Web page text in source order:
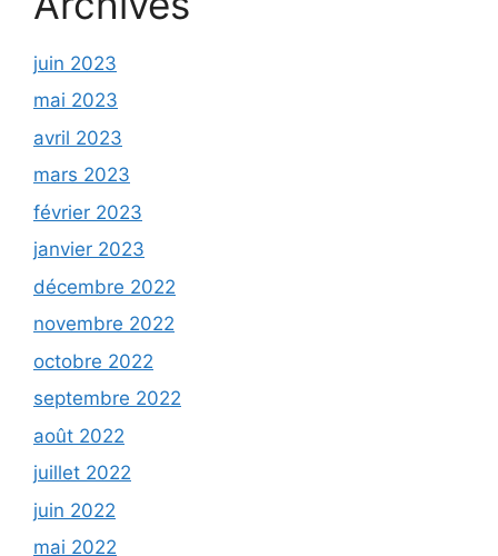
juin 2023
mai 2023
avril 2023
mars 2023
février 2023
janvier 2023
décembre 2022
novembre 2022
octobre 2022
septembre 2022
août 2022
juillet 2022
juin 2022
mai 2022